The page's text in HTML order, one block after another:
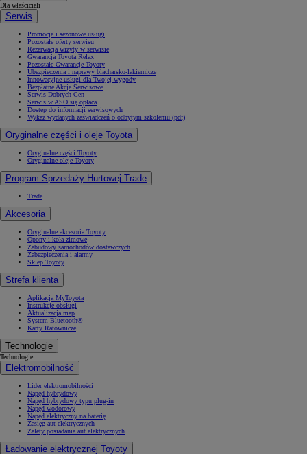
Dla właścicieli
Serwis
Promocje i sezonowe usługi
Pozostałe oferty serwisu
Rezerwacja wizyty w serwisie
Gwarancja Toyota Relax
Pozostałe Gwarancje Toyoty
Ubezpieczenia i naprawy blacharsko-lakiernicze
Innowacyjne usługi dla Twojej wygody
Bezpłatne Akcje Serwisowe
Serwis Dobrych Cen
Serwis w ASO się opłaca
Dostęp do informacji serwisowych
Wykaz wydanych zaświadczeń o odbytym szkoleniu (pdf)
Oryginalne części i oleje Toyota
Oryginalne części Toyoty
Oryginalne oleje Toyoty
Program Sprzedaży Hurtowej Trade
Trade
Akcesoria
Oryginalne akcesoria Toyoty
Opony i koła zimowe
Zabudowy samochodów dostawczych
Zabezpieczenia i alarmy
Sklep Toyoty
Strefa klienta
Aplikacja MyToyota
Instrukcje obsługi
Aktualizacja map
System Bluetooth®
Karty Ratownicze
Technologie
Technologie
Elektromobilność
Lider elektromobilności
Napęd hybrydowy
Napęd hybrydowy typu plug-in
Napęd wodorowy
Napęd elektryczny na baterię
Zasięg aut elektrycznych
Zalety posiadania aut elektrycznych
Ładowanie elektrycznej Toyoty